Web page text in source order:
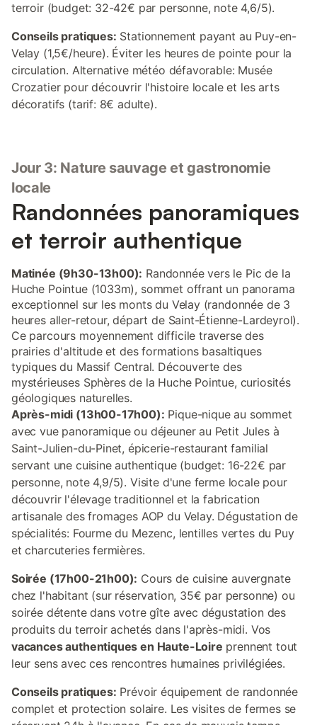
terroir (budget: 32-42€ par personne, note 4,6/5).
Conseils pratiques: Stationnement payant au Puy-en-
Velay (1,5€/heure). Éviter les heures de pointe pour la
circulation. Alternative météo défavorable: Musée
Crozatier pour découvrir l'histoire locale et les arts
décoratifs (tarif: 8€ adulte).
Jour 3: Nature sauvage et gastronomie
locale
Randonnées panoramiques
et terroir authentique
Matinée (9h30-13h00): Randonnée vers le Pic de la
Huche Pointue (1033m), sommet offrant un panorama
exceptionnel sur les monts du Velay (randonnée de 3
heures aller-retour, départ de Saint-Étienne-Lardeyrol).
Ce parcours moyennement difficile traverse des
prairies d'altitude et des formations basaltiques
typiques du Massif Central. Découverte des
mystérieuses Sphères de la Huche Pointue, curiosités
géologiques naturelles.
Après-midi (13h00-17h00): Pique-nique au sommet
avec vue panoramique ou déjeuner au Petit Jules à
Saint-Julien-du-Pinet, épicerie-restaurant familial
servant une cuisine authentique (budget: 16-22€ par
personne, note 4,9/5). Visite d'une ferme locale pour
découvrir l'élevage traditionnel et la fabrication
artisanale des fromages AOP du Velay. Dégustation de
spécialités: Fourme du Mezenc, lentilles vertes du Puy
et charcuteries fermières.
Soirée (17h00-21h00): Cours de cuisine auvergnate
chez l'habitant (sur réservation, 35€ par personne) ou
soirée détente dans votre gîte avec dégustation des
produits du terroir achetés dans l'après-midi. Vos
vacances authentiques en Haute-Loire prennent tout
leur sens avec ces rencontres humaines privilégiées.
Conseils pratiques: Prévoir équipement de randonnée
complet et protection solaire. Les visites de fermes se